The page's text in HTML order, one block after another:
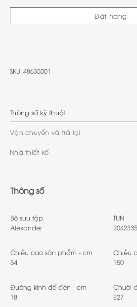
Đặt hàng
SKU:48635001
Thông số kỹ thuật
Vận chuyển và trả lại
Nhà thiết kế
Thông số
Bộ sưu tập
Alexander
TUN
2042335
Chiều cao sản phẩm - cm
54
Chiều
150
Đường kính đế đèn - cm
18
Chuôi
E27